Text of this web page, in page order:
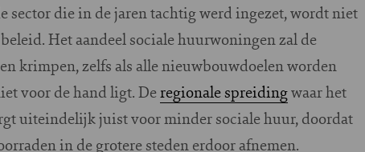
sector die in de jaren tachtig werd ingezet, wordt niet
Het aandeel sociale huurwoningen zal de
krimpen, zelfs als alle nieuwbouwdoelen worden
voor de hand ligt. Deregionale spreidingwaar het
uiteindelijk juist voor minder sociale huur, doordat
in de grotere steden erdoor afnemen.